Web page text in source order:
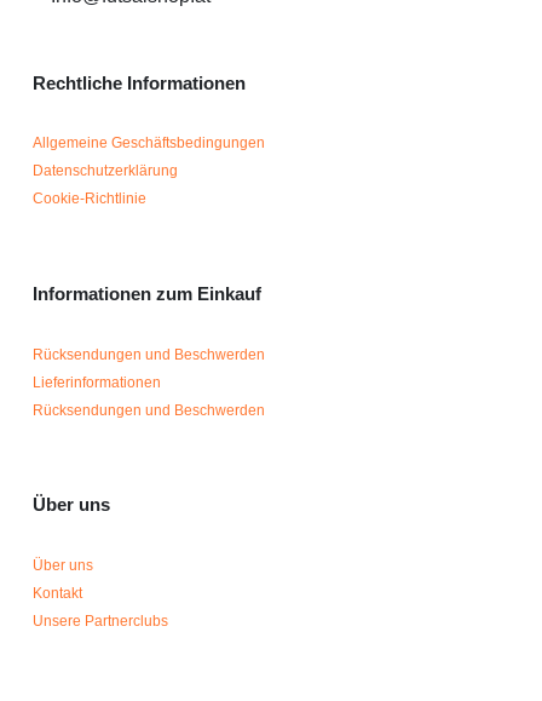
Rechtliche Informationen
Allgemeine Geschäftsbedingungen
Datenschutzerklärung
Cookie-Richtlinie
Informationen zum Einkauf
Rücksendungen und Beschwerden
Lieferinformationen
Rücksendungen und Beschwerden
Über uns
Über uns
Kontakt
Unsere Partnerclubs